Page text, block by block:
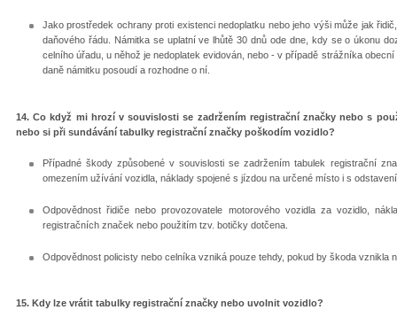
Jako prostředek ochrany proti existenci nedoplatku nebo jeho výši může jak
daňového řádu. Námitka se uplatní ve lhůtě 30 dnů ode dne, kdy se o úkonu
celního úřadu, u něhož je nedoplatek evidován, nebo - v případě strážníka
daně námitku posoudí a rozhodne o ní.
14. Co když mi hrozí v souvislosti se zadržením registrační značky nebo s
nebo si při sundávání tabulky registrační značky poškodím vozidlo?
Případné škody způsobené v souvislosti se zadržením tabulek registrační
omezením užívání vozidla, náklady spojené s jízdou na určené místo i s
Odpovědnost řidiče nebo provozovatele motorového vozidla za vozidlo,
registračních značek nebo použitím tzv. botičky dotčena.
Odpovědnost policisty nebo celníka vzniká pouze tehdy, pokud by škoda vznikla
15. Kdy lze vrátit tabulky registrační značky nebo uvolnit vozidlo?